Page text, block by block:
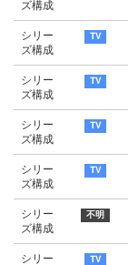
ズ構成
シリー
ズ構成
シリー
ズ構成
シリー
ズ構成
シリー
ズ構成
シリー
ズ構成
シリー